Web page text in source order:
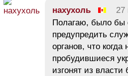
нахухоль 27
Полагаю, было бы
предупредить
органов, что когда
пробудившиеся
изгонят из